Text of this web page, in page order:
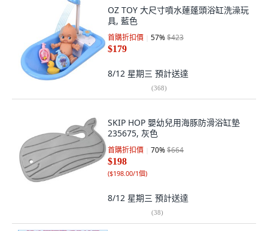
OZ TOY 大尺寸噴水蓮蓬頭浴缸洗澡玩
具, 藍色
首購折扣價 57%$423
$179
8/12 星期三 預計送達
(368)
SKIP HOP 嬰幼兒用海豚防滑浴缸墊
235675, 灰色
首購折扣價 70%$664
$198
($198.00/1個)
8/12 星期三 預計送達
(38)